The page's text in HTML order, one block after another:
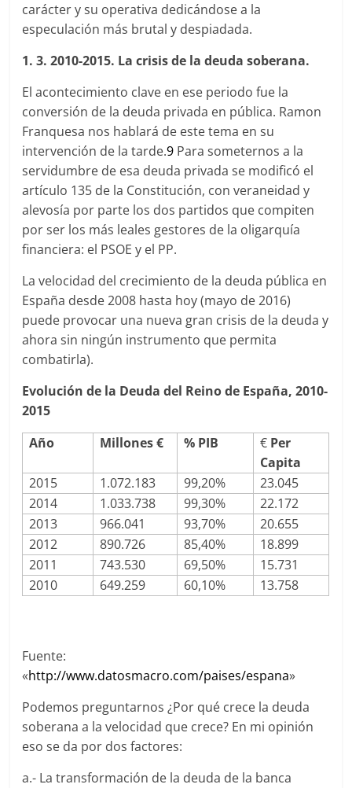
carácter y su operativa dedicándose a la
especulación más brutal y despiadada.
1. 3. 2010-2015. La crisis de la deuda soberana.
El acontecimiento clave en ese periodo fue la
conversión de la deuda privada en pública. Ramon
Franquesa nos hablará de este tema en su
intervención de la tarde.9 Para someternos a la
servidumbre de esa deuda privada se modificó el
artículo 135 de la Constitución, con veraneidad y
alevosía por parte los dos partidos que compiten
por ser los más leales gestores de la oligarquía
financiera: el PSOE y el PP.
La velocidad del crecimiento de la deuda pública en
España desde 2008 hasta hoy (mayo de 2016)
puede provocar una nueva gran crisis de la deuda y
ahora sin ningún instrumento que permita
combatirla).
Evolución de la Deuda del Reino de España, 2010-
2015
Año
Millones € % PIB € Per
Capita
2015
1.072.183 99,20%
23.045
2014
1.033.738 99,30%
22.172
2013
966.041 93,70%
20.655
2012
890.726 85,40%
18.899
2011
743.530 69,50%
15.731
2010
649.259 60,10% 13.758
Fuente:
«http://www.datosmacro.com/paises/espana»
Podemos preguntarnos ¿Por qué crece la deuda
soberana a la velocidad que crece? En mi opinión
eso se da por dos factores:
a.- La transformación de la deuda de la banca